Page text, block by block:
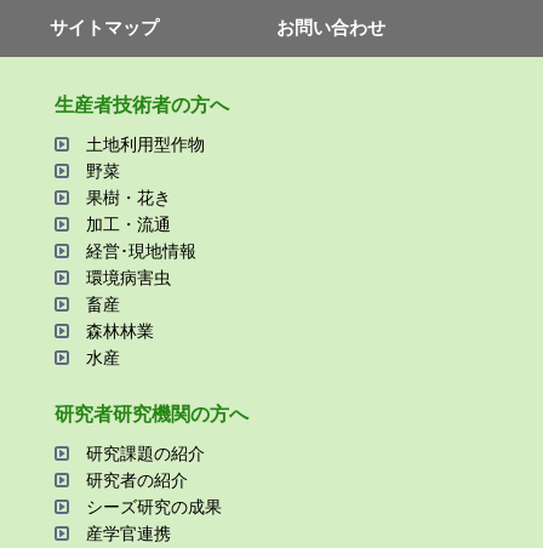
サイトマップ
お問い合わせ
⽣産者技術者の⽅へ
⼟地利⽤型作物
野菜
果樹・花き
加⼯・流通
経営･現地情報
環境病害⾍
畜産
森林林業
⽔産
研究者研究機関の⽅へ
研究課題の紹介
研究者の紹介
シーズ研究の成果
産学官連携